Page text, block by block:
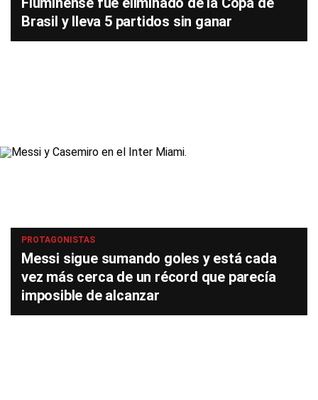
Brasil y lleva 5 partidos sin ganar
PROTAGONISTAS
Messi sigue sumando goles y está cada
vez más cerca de un récord que parecía
imposible de alcanzar